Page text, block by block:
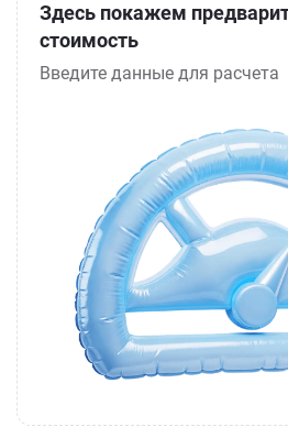
Здесь покажем
стоимость
Введите данные для расчета